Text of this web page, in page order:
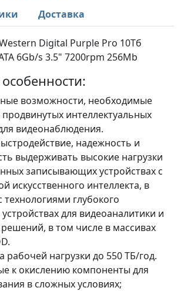
Доставка
Digital Purple Pro 10Тб
6Gb/s 3.5" 7200rpm 256Mb
возможности, необходимые
интеллектуальных
видеонаблюдения.
надежность и
выдерживать высокие нагрузки
записывающих устройствах с
искуcственного интеллекта, в
технологиями глубокого
для видеоаналитики и
в том числе в массивах
рабочей нагрузки до 550 ТБ/год.
к окислению компоненты для
в сложных условиях;